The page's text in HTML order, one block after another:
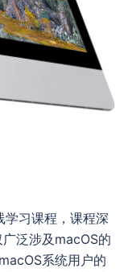
习课程，课程深
泛涉及macOS的
系统用户的